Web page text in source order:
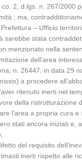
2, d.lgs. n. 267/
; ma,
– Ufficio
sarebbe stata
menzionato nella
dell’area
n. 26447, in data
a procedere
ritenuto inerti nel
della
l’area a propria cura
stati ancora iniziati
del requisito
inerti rispetto alle